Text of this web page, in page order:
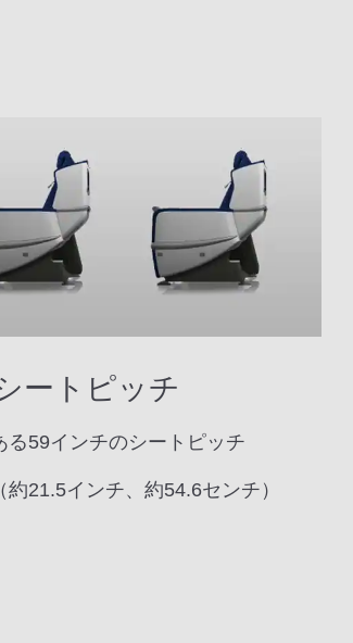
ートピッチ
る59インチのシートピッチ
約21.5インチ、約54.6センチ）